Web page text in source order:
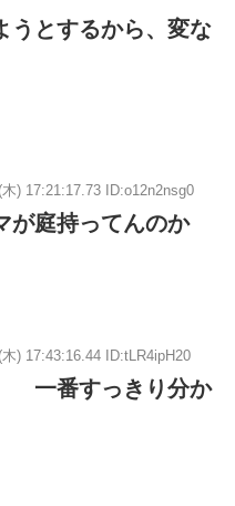
うとするから、変な
) 17:21:17.73 ID:o12n2nsg0
が庭持ってんのか
) 17:43:16.44 ID:tLR4ipH20
一番すっきり分か